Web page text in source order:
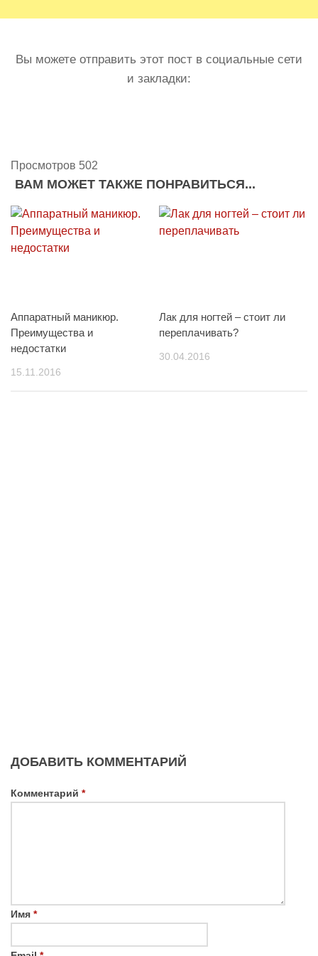
Вы можете отправить этот пост в социальные сети
и закладки:
Просмотров 502
ВАМ МОЖЕТ ТАКЖЕ ПОНРАВИТЬСЯ...
Аппаратный маникюр.
Преимущества и
недостатки
15.11.2016
Лак для ногтей – стоит ли
переплачивать?
30.04.2016
ДОБАВИТЬ КОММЕНТАРИЙ
Комментарий *
Имя *